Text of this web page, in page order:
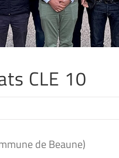
CLE 10
de Beaune)